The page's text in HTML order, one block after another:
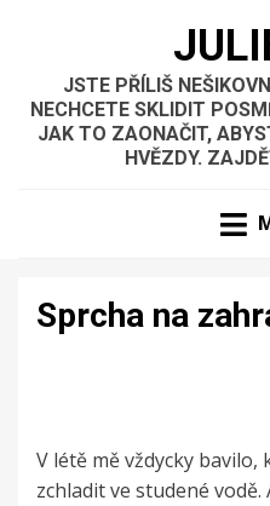
JSTE PŘÍLIŠ
NECHCETE SKLIDIT
JAK TO ZAONAČIT,
HVĚZDY.
Sprcha na
V létě mě vždycky bavilo,
zchladit ve studené